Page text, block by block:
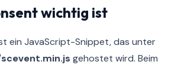
wichtig ist
ein JavaScript-Snippet, das unter
gehostet wird. Beim